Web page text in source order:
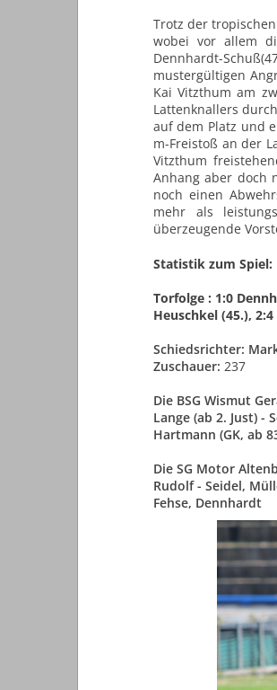
Trotz der
wobei vor allem
Dennhardt-
mustergültigen
Kai Vitzthum am
Lattenknallers
auf dem Platz und
m-Freistoß an der
Vitzthum
Anhang aber doch
noch einen
mehr als
überzeugende
Statistik zum Spiel:
Torfolge : 1:0
Heuschkel (45.),
Schiedsrichter:
Zuschauer: 237
Die BSG Wismut
Lange (ab 2. Just) -
Hartmann (GK, ab
Die SG Motor
Rudolf - Seidel,
Fehse, Dennhardt